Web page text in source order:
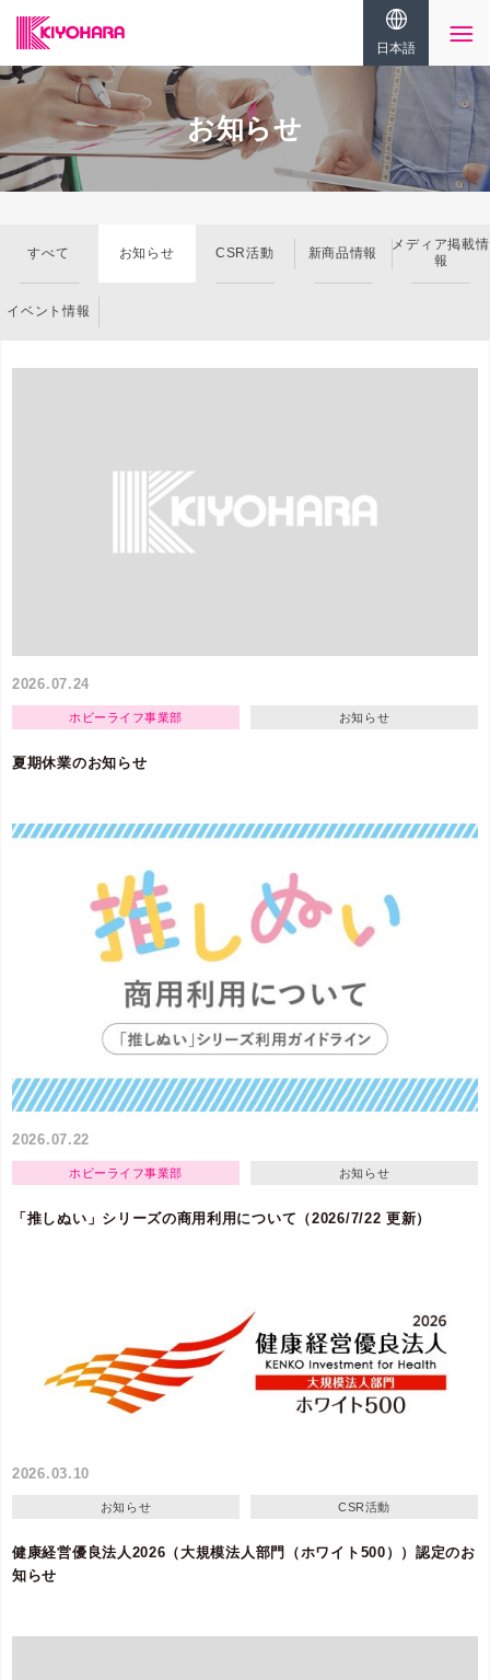
日本語
お知らせ
すべて お知らせ CSR活動 新商品情報
メディア掲載情
報
イベント情報
2026.07.24
ホビーライフ事業部 お知らせ
夏期休業のお知らせ
2026.07.22
ホビーライフ事業部 お知らせ
「推しぬい」シリーズの商用利用について（2026/7/22 更新）
2026.03.10
お知らせ CSR活動
健康経営優良法人2026（大規模法人部門（ホワイト500））認定のお
知らせ